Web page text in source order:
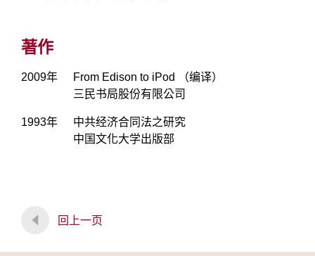
著作
2009年
From Edison to iPod （编译）
三民书局股份有限公司
1993年
中共经济合同法之研究
中国文化大学出版部
回上一页